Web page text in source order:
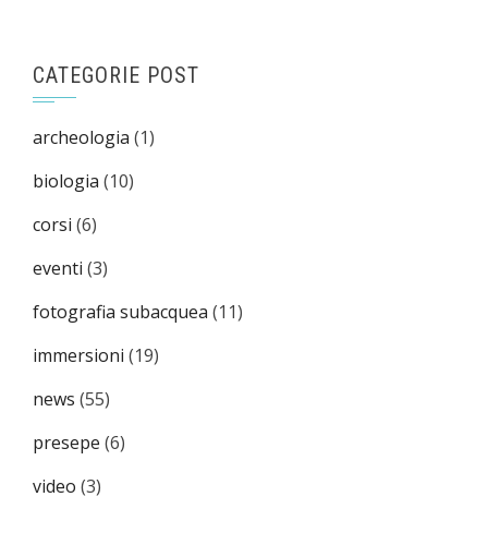
CATEGORIE POST
archeologia (1)
biologia (10)
corsi (6)
eventi (3)
fotografia subacquea (11)
immersioni (19)
news (55)
presepe (6)
video (3)